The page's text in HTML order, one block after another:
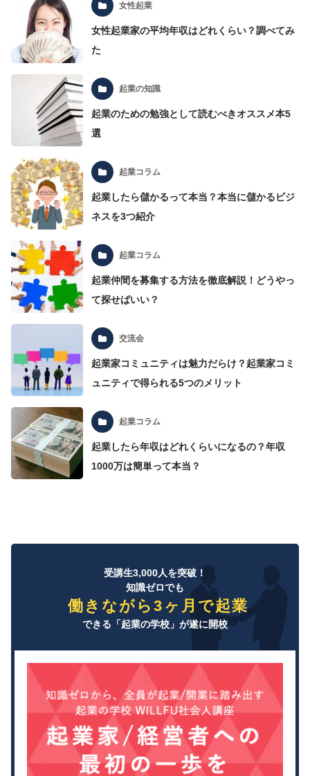
女性起業
女性起業家の平均年収はどれくらい？調べてみ
た
起業の知識
起業のための勉強として読むべきオススメ本5
選
起業コラム
起業したら儲かるって本当？本当に儲かるビジ
ネスを3つ紹介
起業コラム
起業仲間を募集する方法を徹底解説！どうやっ
て探せばいい？
交流会
起業家コミュニティは魅力だらけ？起業家コミ
ュニティで得られる5つのメリット
起業コラム
起業したら年収はどれくらいになるの？年収
1000万は簡単って本当？
受講生3,000人を突破！
知識ゼロでも
働きながら3ヶ月で起業
できる「起業の学校」が遂に開校